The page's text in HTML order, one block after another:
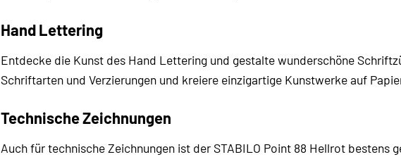
Hand Lettering
Entdecke die Kunst des Hand Lettering und gestalte wunderschöne
Schriftarten und Verzierungen und kreiere einzigartige Kunstwerke auf
Technische Zeichnungen
Auch für technische Zeichnungen ist der STABILO Point 88 Hellrot